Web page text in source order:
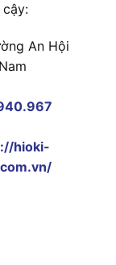
An Hội
hioki-